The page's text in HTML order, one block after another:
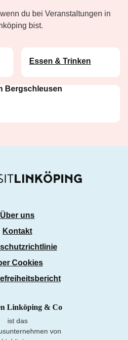
du bei Veranstaltungen in
bist.
Essen & Trinken
Über uns
Kontakt
Cookies
Linköping & Co
ist das
von